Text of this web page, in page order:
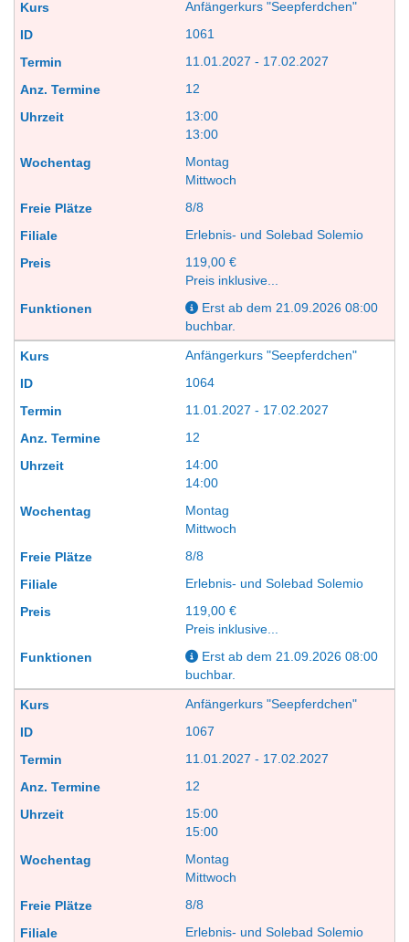
Anfängerkurs "Seepferdchen"
1061
11.01.2027 - 17.02.2027
12
13:00
13:00
Montag
Mittwoch
8/8
Erlebnis- und Solebad Solemio
119,00 €
Preis inklusive...
Erst ab dem 21.09.2026 08:00
buchbar.
Anfängerkurs "Seepferdchen"
1064
11.01.2027 - 17.02.2027
12
14:00
14:00
Montag
Mittwoch
8/8
Erlebnis- und Solebad Solemio
119,00 €
Preis inklusive...
Erst ab dem 21.09.2026 08:00
buchbar.
Anfängerkurs "Seepferdchen"
1067
11.01.2027 - 17.02.2027
12
15:00
15:00
Montag
Mittwoch
8/8
Erlebnis- und Solebad Solemio